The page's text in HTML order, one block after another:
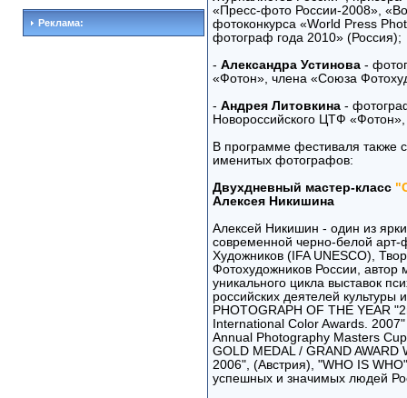
Реклама:
«Пресс-фото России-2008»,
фотоконкурса «World Press
фотограф года 2010» (Россия);
- Александра Устинова-
«Фотон», члена «Союза
- Андрея Литовкина-
Новороссийского ЦТФ
В программе фестиваля также
именитых фотографов:
Двухдневный мастер-класс
Алексея Никишина
Алексей Никишин - один из
современной черно-белой
Художников (IFA UNESCO),
Фотохудожников России,
уникального цикла выставок
российских деятелей культуры
PHOTOGRAPH OF THE YEAR
International Color Awards.
Annual Photography Masters
GOLD MEDAL / GRAND AWARD
2006", (Австрия), "WHO IS
успешных и значимых людей